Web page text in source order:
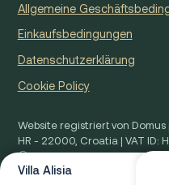
Villa Alisia
Allgemeine
Einkaufsbedingungen
Datenschutzerklärung
Cookie Policy
Website registriert von
HR - 22000, Croatia | VAT ID:
Ⓒ 2026 RLVC. Alle Rechte